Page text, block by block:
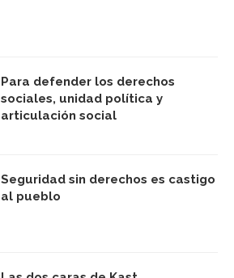
Para defender los derechos
sociales, unidad política y
articulación social
Seguridad sin derechos es castigo
al pueblo